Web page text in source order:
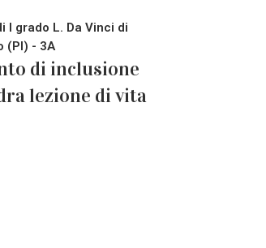
I grado L. Da Vinci di
(PI) - 3A
di inclusione
lezione di vita